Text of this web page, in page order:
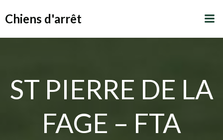
Chiens d'arrêt
ST PIERRE DE LA
FAGE – FTA